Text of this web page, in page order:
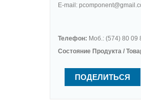
E-mail:
Телефон: Моб.: (574) 80 09
Состояние Продукта /
ПОДЕЛИТЬСЯ